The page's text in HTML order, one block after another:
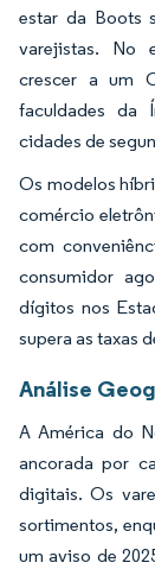
estar da Boots
varejistas. No
crescer a um
faculdades da
cidades de
Os modelos
comércio
com
consumidor
dígitos nos
supera as taxas
Análise
A América do
ancorada por
digitais. Os
sortimentos,
um aviso de